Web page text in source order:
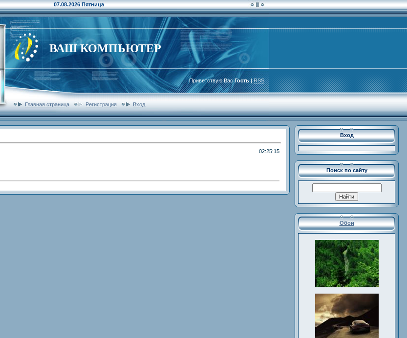
07.08.2026 Пятница
ВАШ КОМПЬЮТЕР
Приветствую ВасГость|RSS
Главная страница Регистрация Вход
02:25:15
Вход
Поиск по сайту
Обои